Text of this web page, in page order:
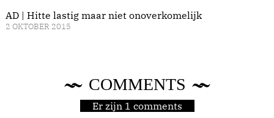
AD | Hitte lastig maar niet onoverkomelijk
2 OKTOBER 2015
COMMENTS
Er zijn 1 comments